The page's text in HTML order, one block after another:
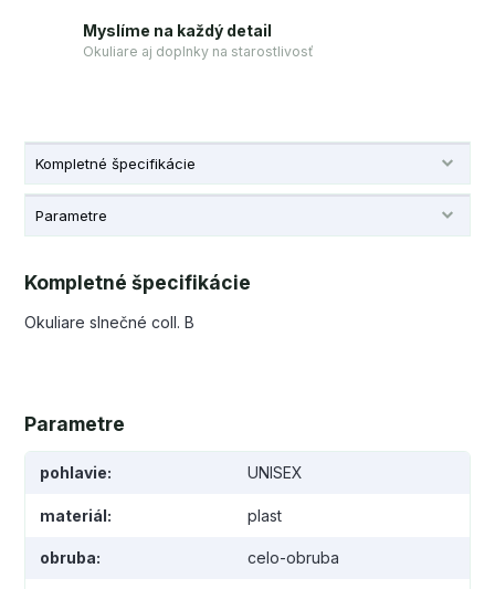
Myslíme na každý detail
Okuliare aj doplnky na starostlivosť
Kompletné špecifikácie
Parametre
Kompletné špecifikácie
Okuliare slnečné coll. B
Parametre
pohlavie UNISEX
materiál plast
obruba celo-obruba